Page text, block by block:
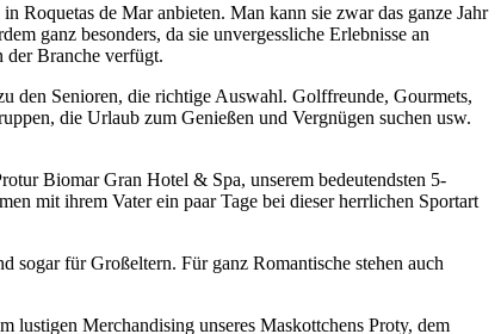
Roquetas de Mar anbieten. Man kann sie zwar das ganze Jahr
ganz besonders, da sie unvergessliche Erlebnisse an
der Branche verfügt.
den Senioren, die richtige Auswahl. Golffreunde, Gourmets,
die Urlaub zum Genießen und Vergnügen suchen usw.
Biomar Gran Hotel & Spa, unserem bedeutendsten 5-
mit ihrem Vater ein paar Tage bei dieser herrlichen Sportart
sogar für Großeltern. Für ganz Romantische stehen auch
lustigen Merchandising unseres Maskottchens Proty, dem